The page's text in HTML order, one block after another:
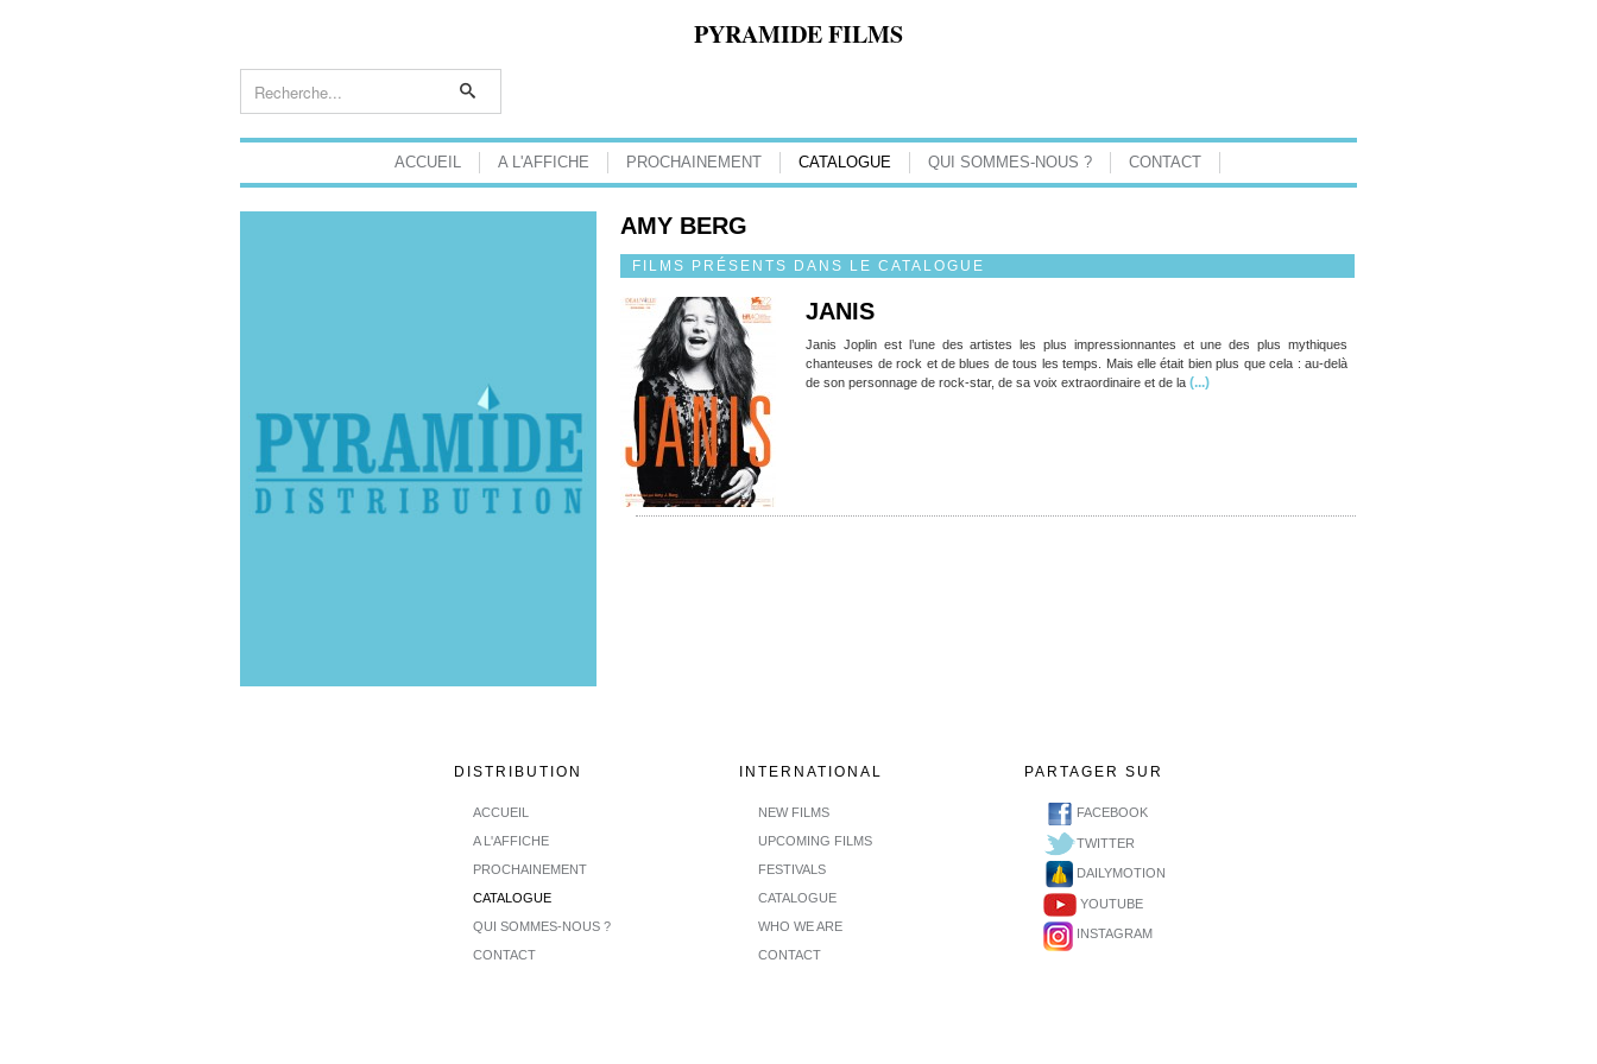
PYRAMIDE FILMS
ACCUEIL A L'AFFICHE PROCHAINEMENT CATALOGUE QUI SOMMES-NOUS ? CONTACT
AMY BERG
FILMS PRÉSENTS DANS LE CATALOGUE
JANIS
Janis Joplin est l’une des artistes les plus impressionnantes et une des plus mythiques
chanteuses de rock et de blues de tous les temps. Mais elle était bien plus que cela : au-delà
de son personnage de rock-star, de sa voix extraordinaire et de la (...)
DISTRIBUTION
ACCUEIL
A L'AFFICHE
PROCHAINEMENT
CATALOGUE
QUI SOMMES-NOUS ?
CONTACT
INTERNATIONAL
NEW FILMS
UPCOMING FILMS
FESTIVALS
CATALOGUE
WHO WE ARE
CONTACT
PARTAGER SUR
FACEBOOK
TWITTER
DAILYMOTION
YOUTUBE
INSTAGRAM